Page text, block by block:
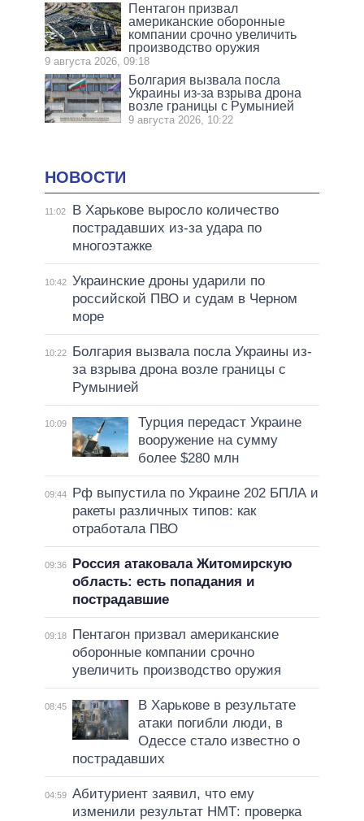
Пентагон призвал
американские оборонные
компании срочно увеличить
производство оружия
9 августа 2026, 09:18
Болгария вызвала посла
Украины из-за взрыва дрона
возле границы с Румынией
9 августа 2026, 10:22
НОВОСТИ
11:02
В Харькове выросло количество
пострадавших из-за удара по
многоэтажке
10:42 Украинские дроны ударили по
российской ПВО и судам в Черном
море
10:22
Болгария вызвала посла Украины из-
за взрыва дрона возле границы с
Румынией
10:09
Турция передаст Украине
вооружение на сумму
более $280 млн
09:44
Рф выпустила по Украине 202 БПЛА и
ракеты различных типов: как
отработала ПВО
09:36
Россия атаковала Житомирскую
область: есть попадания и
пострадавшие
09:18
Пентагон призвал американские
оборонные компании срочно
увеличить производство оружия
08:45
В Харькове в результате
атаки погибли люди, в
Одессе стало известно о
пострадавших
04:59 Абитуриент заявил, что ему
изменили результат НМТ: проверка